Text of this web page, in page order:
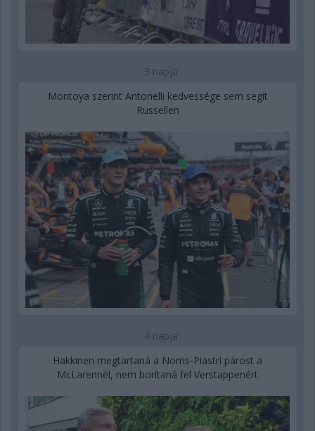
3 napja
Montoya szerint Antonelli kedvessége sem segít
Russellen
4 napja
Hakkinen megtartaná a Norris-Piastri párost a
McLarennél, nem borítaná fel Verstappenért